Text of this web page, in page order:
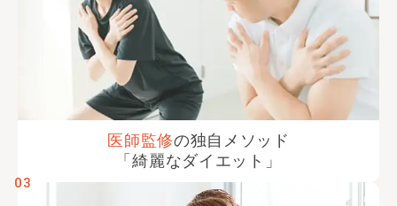
医師監修の独自メソッド
「綺麗なダイエット」
03